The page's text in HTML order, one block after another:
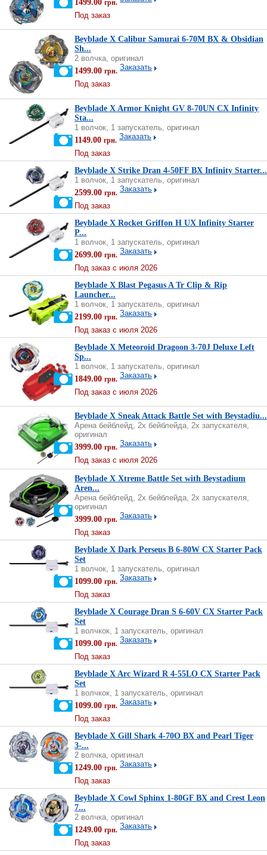
1499.00 грн.
Под заказ
Beyblade X Calibur Samurai 6-70M BX & Obsidian
Sh...
2 волчка, оригинал
1499.00 грн. Заказать
Под заказ
Beyblade X Armor Knight GV 8-70UN CX Infinity
Sta...
1 волчок, 1 запускатель, оригинал
1149.00 грн. Заказать
Под заказ
Beyblade X Strike Dran 4-50FF BX Infinity Starter...
1 волчок, 1 запускатель, оригинал
2599.00 грн. Заказать
Под заказ
Beyblade X Rocket Griffon H UX Infinity Starter
P...
1 волчок, 1 запускатель, оригинал
2699.00 грн. Заказать
Под заказ с июля 2026
Beyblade X Blast Pegasus A Tr Clip & Rip
Launcher...
1 волчок, 1 запускатель, оригинал
2199.00 грн. Заказать
Под заказ с июля 2026
Beyblade X Meteoroid Dragoon 3-70J Deluxe Left
Sp...
1 волчок, 1 запускатель, оригинал
1849.00 грн. Заказать
Под заказ с июля 2026
Beyblade X Sneak Attack Battle Set with Beystadiu...
Арена бейблейд, 2х бейблейда, 2х запускателя,
оригинал
3999.00 грн. Заказать
Под заказ с июля 2026
Beyblade X Xtreme Battle Set with Beystadium
Aren...
Арена бейблейд, 2х бейблейда, 2х запускателя,
оригинал
3999.00 грн. Заказать
Под заказ
Beyblade X Dark Perseus B 6-80W CX Starter Pack
Set
1 волчок, 1 запускатель, оригинал
1099.00 грн. Заказать
Под заказ
Beyblade X Courage Dran S 6-60V CX Starter Pack
Set
1 волчкок, 1 запускатель, оригинал
1099.00 грн. Заказать
Под заказ
Beyblade X Arc Wizard R 4-55LO CX Starter Pack
Set
1 волчкок, 1 запускатель, оригинал
1099.00 грн. Заказать
Под заказ
Beyblade X Gill Shark 4-70O BX and Pearl Tiger
3-...
2 волчка, оригинал
1249.00 грн. Заказать
Под заказ
Beyblade X Cowl Sphinx 1-80GF BX and Crest Leon
7...
2 волчка, оригинал
1249.00 грн. Заказать
Под заказ